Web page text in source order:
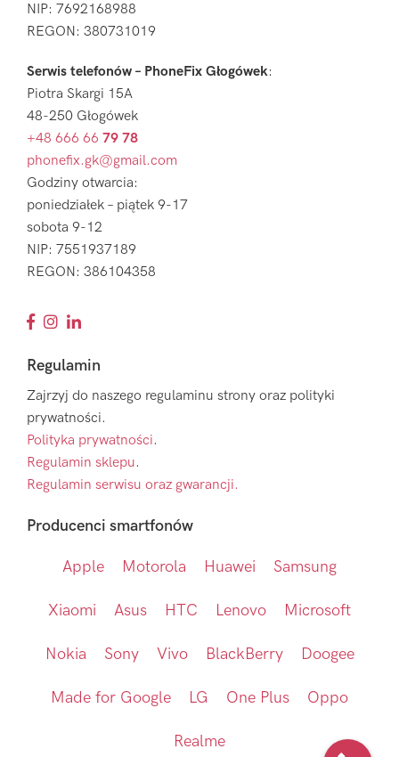
NIP: 7692168988
REGON: 380731019
Serwis telefonów – PhoneFix Głogówek:
Piotra Skargi 15A
48-250 Głogówek
+48 666 66 79 78
phonefix.gk@gmail.com
Godziny otwarcia:
poniedziałek – piątek 9-17
sobota 9-12
NIP: 7551937189
REGON: 386104358
Regulamin
Zajrzyj do naszego regulaminu strony oraz polityki
prywatności.
Polityka prywatności.
Regulamin sklepu.
Regulamin serwisu oraz gwarancji.
Producenci smartfonów
Apple Motorola Huawei Samsung
Xiaomi Asus HTC Lenovo Microsoft
Nokia Sony Vivo BlackBerry Doogee
Made for Google LG One Plus Oppo
Realme